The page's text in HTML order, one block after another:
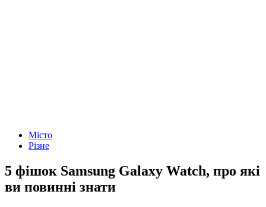
Місто
Різне
5 фішок Samsung Galaxy Watch, про які
ви повинні знати